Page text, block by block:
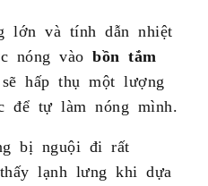
lớn và tính dẫn nhiệt
nóng vàobồn tắm
hấp thụ một lượng
để tự làm nóng mình.
bị nguội đi rất
lạnh lưng khi dựa